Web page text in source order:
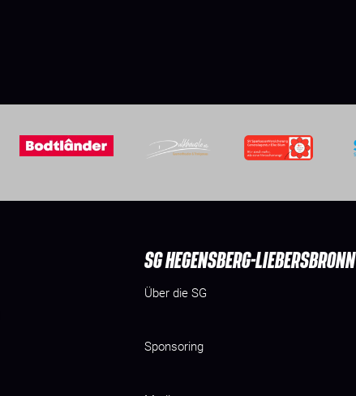
SG HEGENSBERG-LIEBERSBRONN
Über die SG
Sponsoring